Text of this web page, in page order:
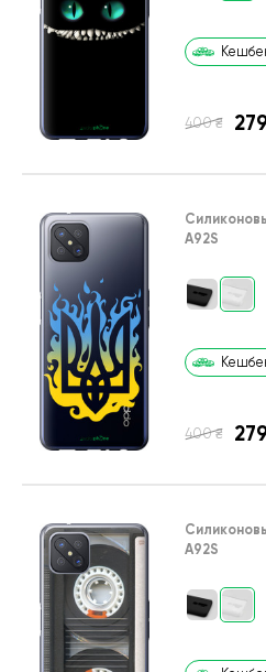
400 ₴
A92S
400 ₴
A92S